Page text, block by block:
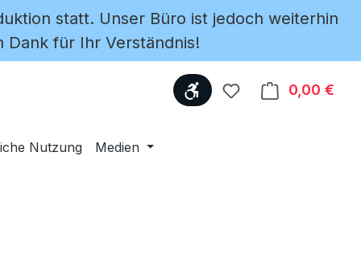
statt. Unser Büro ist jedoch weiterhin
Dank für Ihr Verständnis!
Werkzeugleiste anzeigen
Du hast 00,00 €
Nutzung Medien